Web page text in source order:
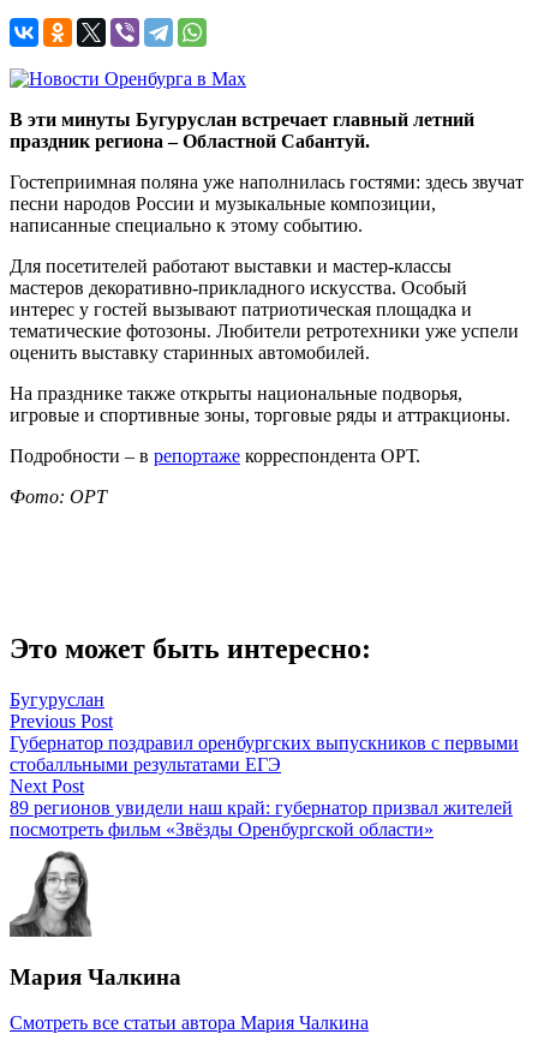
В эти минуты Бугуруслан встречает главный летний
праздник региона – Областной Сабантуй.
Гостеприимная поляна уже наполнилась гостями: здесь звучат
песни народов России и музыкальные композиции,
написанные специально к этому событию.
Для посетителей работают выставки и мастер-классы
мастеров декоративно-прикладного искусства. Особый
интерес у гостей вызывают патриотическая площадка и
тематические фотозоны. Любители ретротехники уже успели
оценить выставку старинных автомобилей.
На празднике также открыты национальные подворья,
игровые и спортивные зоны, торговые ряды и аттракционы.
Подробности – в репортаже корреспондента ОРТ.
Фото: ОРТ
Это может быть интересно:
Бугуруслан
Навигация
по
записям
Previous Post
Губернатор поздравил оренбургских выпускников с первыми
стобалльными результатами ЕГЭ
Next Post
89 регионов увидели наш край: губернатор призвал жителей
посмотреть фильм «Звёзды Оренбургской области»
Мария Чалкина
Смотреть все статьи автора Мария Чалкина